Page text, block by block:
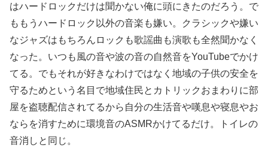
はハードロックだけは聞かない俺に頭にきたのだろう。で
ももうハードロック以外の音楽も嫌い。クラシックや嫌い
なジャズはもちろんロックも歌謡曲も演歌も全然聞かなく
なった。いつも風の音や波の音の自然音をYouTubeでかけ
てる。でもそれが好きなわけではなく地域の子供の安全を
守るためという名目で地域住民とカトリックおまわりに部
屋を盗聴配信されてるから自分の生活音や嘆息や寝息やお
ならを消すために環境音のASMRかけてるだけ。トイレの
音消しと同じ。